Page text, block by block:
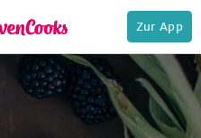
Zur App